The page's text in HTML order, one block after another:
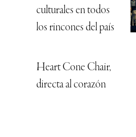
culturales en todos
los rincones del país
Heart Cone Chair,
directa al corazón